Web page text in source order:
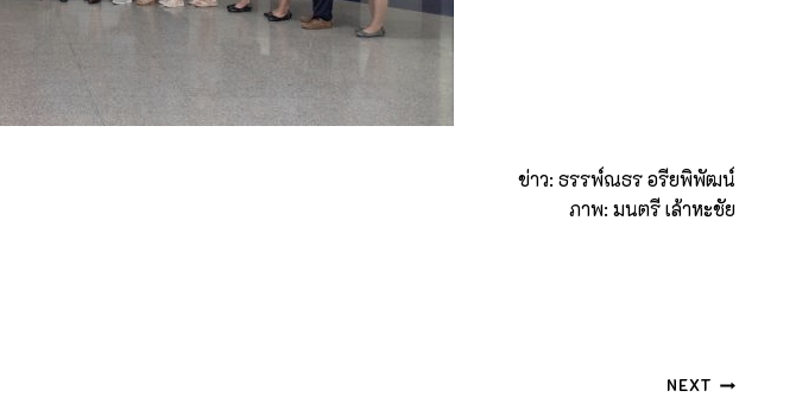
ข่าว: ธรรพ์ณธร อรียพิพัฒน์
ภาพ: มนตรี เล้าหะชัย
NEXT